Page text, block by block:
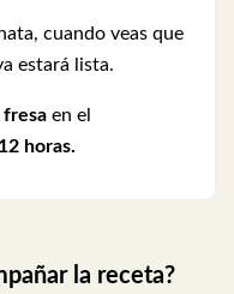
cuando veas que
estará lista.
fresa en el
horas.
la receta?